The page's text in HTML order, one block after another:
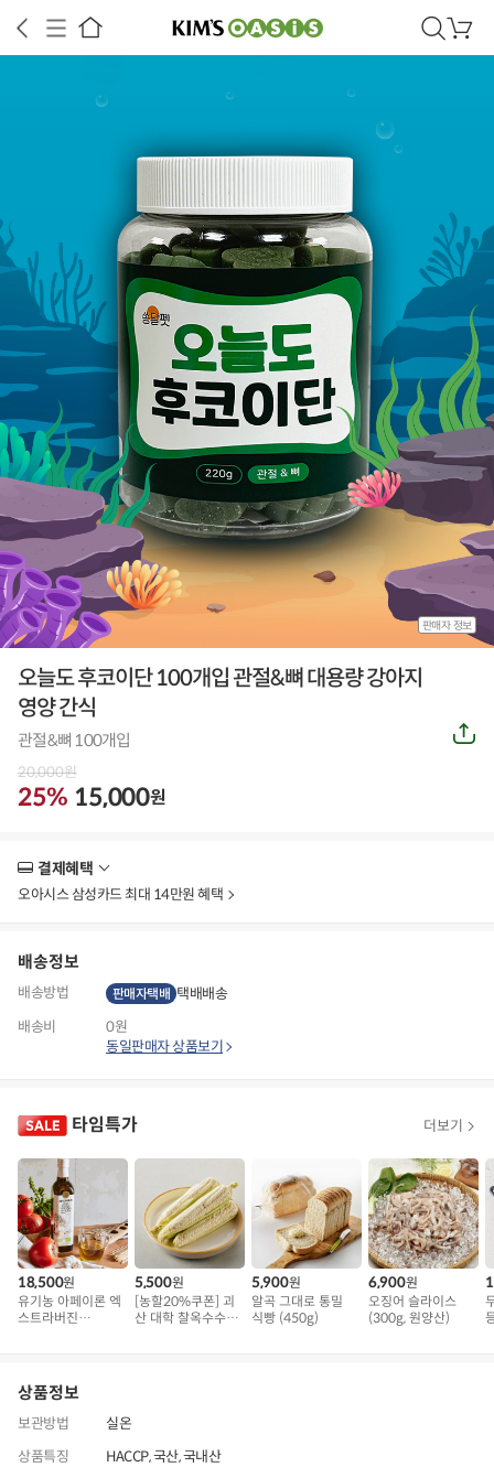
인 찬들마루 주문/배송 고객센터
오늘도 후코이단 100개입 관절&뼈 대용량 강아지
영양 간식
관절&뼈 100개입
판매자 정보
20,000원
25% 15,000원
공
유
결제혜택
보
오아시스 삼성카드 최대 14만원 혜택
배송정보
배송방법 판매자택배 택배배송
배송비
0원
동일판매자 상품보기
타임특가 더보기
18,500원
유기농 아페이론 엑
스트라버진
5,500원
[농할20%쿠폰] 괴
산 대학 찰옥수수 5
5,900원
알곡 그대로 통밀
식빵 (450g)
6,900원
오징어 슬라이스
(300g, 원양산)
상품정보
보관방법
실온
상품특징
HACCP, 국산, 국내산